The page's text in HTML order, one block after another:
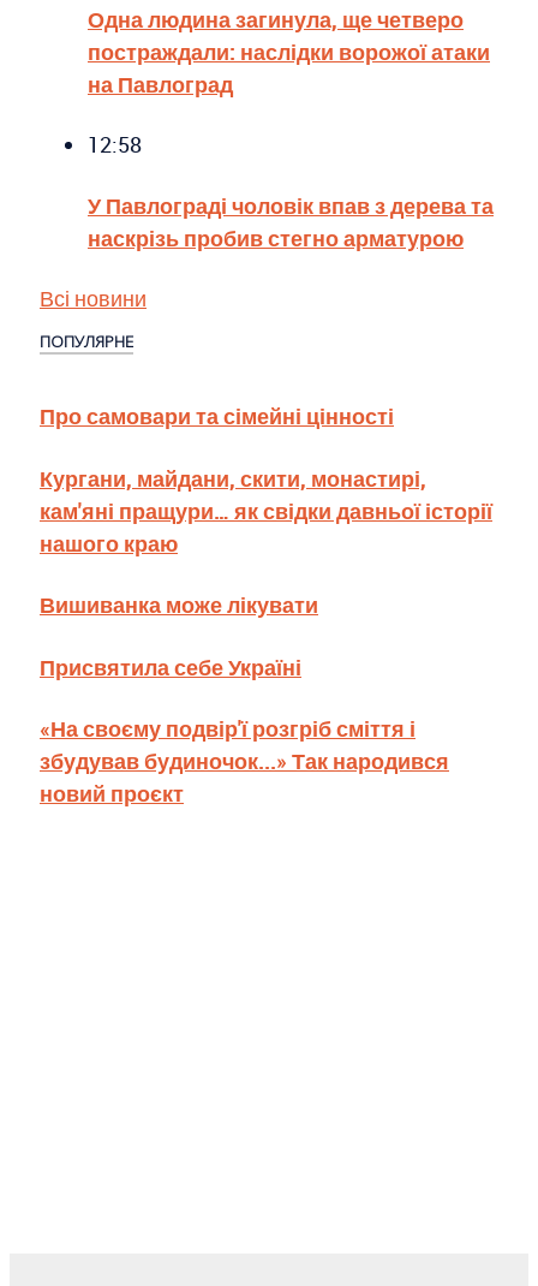
Одна людина загинула, ще четверо
постраждали: наслідки ворожої атаки
на Павлоград
12:58
У Павлограді чоловік впав з дерева та
наскрізь пробив стегно арматурою
Всі новини
ПОПУЛЯРНЕ
Про самовари та сімейні цінності
Кургани, майдани, скити, монастирі,
кам'яні пращури… як свідки давньої історії
нашого краю
Вишиванка може лікувати
Присвятила себе Україні
«На своєму подвір'ї розгріб сміття і
збудував будиночок...» Так народився
новий проєкт